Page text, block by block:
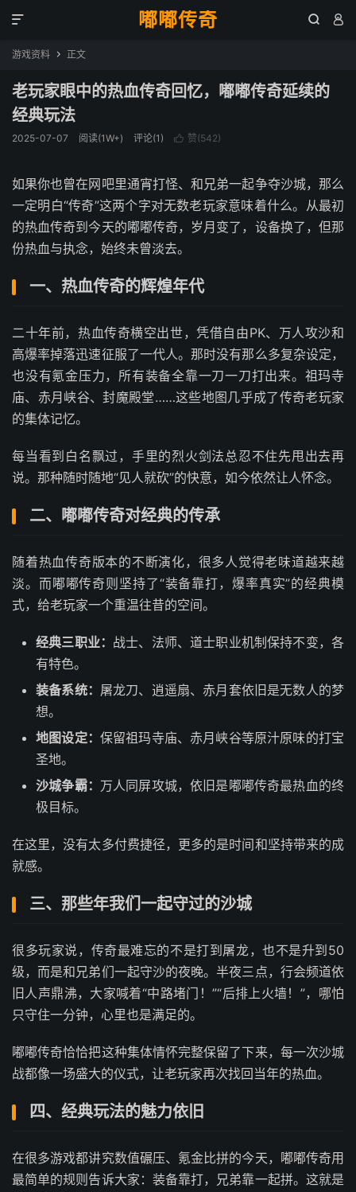
嘟嘟传奇  

游戏资料  正文
老玩家眼中的热血传奇回忆，嘟嘟传奇延续的
经典玩法
2025-07-07 阅读(1W+) 评论(1)  赞(542)
如果你也曾在网吧里通宵打怪、和兄弟一起争夺沙城，那么
一定明白“传奇”这两个字对无数老玩家意味着什么。从最初
的热血传奇到今天的嘟嘟传奇，岁月变了，设备换了，但那
份热血与执念，始终未曾淡去。
一、热血传奇的辉煌年代
二十年前，热血传奇横空出世，凭借自由PK、万人攻沙和
高爆率掉落迅速征服了一代人。那时没有那么多复杂设定，
也没有氪金压力，所有装备全靠一刀一刀打出来。祖玛寺
庙、赤月峡谷、封魔殿堂……这些地图几乎成了传奇老玩家
的集体记忆。
每当看到白名飘过，手里的烈火剑法总忍不住先甩出去再
说。那种随时随地“见人就砍”的快意，如今依然让人怀念。
二、嘟嘟传奇对经典的传承
随着热血传奇版本的不断演化，很多人觉得老味道越来越
淡。而嘟嘟传奇则坚持了“装备靠打，爆率真实”的经典模
式，给老玩家一个重温往昔的空间。
经典三职业： 战士、法师、道士职业机制保持不变，各
有特色。
装备系统： 屠龙刀、逍遥扇、赤月套依旧是无数人的梦
想。
地图设定： 保留祖玛寺庙、赤月峡谷等原汁原味的打宝
圣地。
沙城争霸： 万人同屏攻城，依旧是嘟嘟传奇最热血的终
极目标。
在这里，没有太多付费捷径，更多的是时间和坚持带来的成
就感。
三、那些年我们一起守过的沙城
很多玩家说，传奇最难忘的不是打到屠龙，也不是升到50
级，而是和兄弟们一起守沙的夜晚。半夜三点，行会频道依
旧人声鼎沸，大家喊着“中路堵门！”“后排上火墙！”，哪怕
只守住一分钟，心里也是满足的。
嘟嘟传奇恰恰把这种集体情怀完整保留了下来，每一次沙城
战都像一场盛大的仪式，让老玩家再次找回当年的热血。
四、经典玩法的魅力依旧
在很多游戏都讲究数值碾压、氪金比拼的今天，嘟嘟传奇用
最简单的规则告诉大家：装备靠打，兄弟靠一起拼。这就是